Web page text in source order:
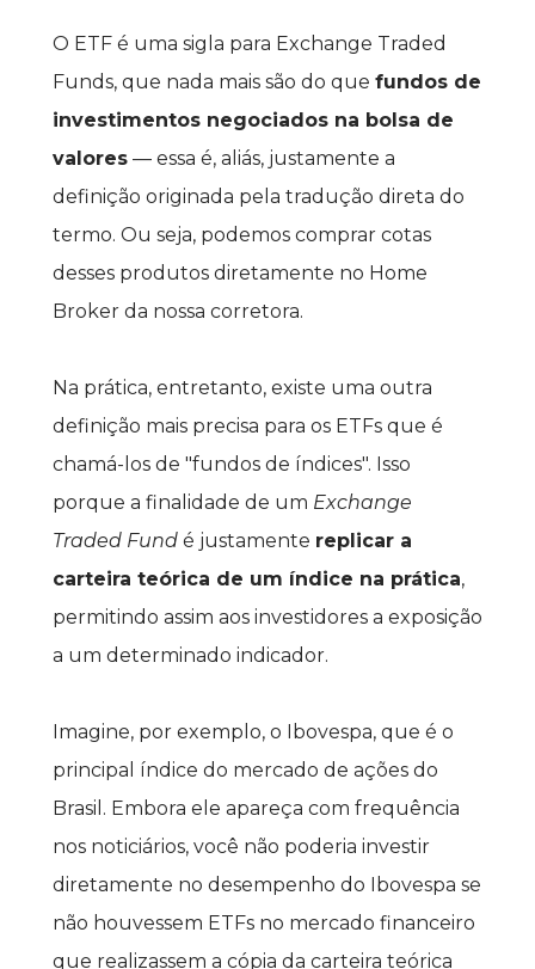
O ETF é uma sigla para Exchange Traded
Funds, que nada mais são do que fundos de
investimentos negociados na bolsa de
valores — essa é, aliás, justamente a
definição originada pela tradução direta do
termo. Ou seja, podemos comprar cotas
desses produtos diretamente no Home
Broker da nossa corretora.
Na prática, entretanto, existe uma outra
definição mais precisa para os ETFs que é
chamá-los de "fundos de índices". Isso
porque a finalidade de um Exchange
Traded Fund é justamente replicar a
carteira teórica de um índice na prática,
permitindo assim aos investidores a exposição
a um determinado indicador.
Imagine, por exemplo, o Ibovespa, que é o
principal índice do mercado de ações do
Brasil. Embora ele apareça com frequência
nos noticiários, você não poderia investir
diretamente no desempenho do Ibovespa se
não houvessem ETFs no mercado financeiro
que realizassem a cópia da carteira teórica